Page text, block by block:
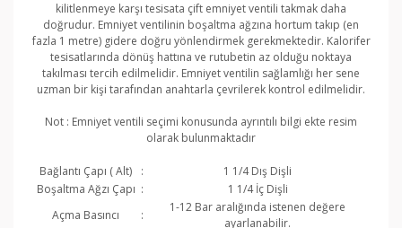
kilitlenmeye karşı tesisata çift emniyet ventili takmak daha
doğrudur. Emniyet ventilinin boşaltma ağzına hortum takıp (en
fazla 1 metre) gidere doğru yönlendirmek gerekmektedir. Kalorifer
tesisatlarında dönüş hattına ve rutubetin az olduğu noktaya
takılması tercih edilmelidir. Emniyet ventilin sağlamlığı her sene
uzman bir kişi tarafından anahtarla çevrilerek kontrol edilmelidir.
Not : Emniyet ventili seçimi konusunda ayrıntılı bilgi ekte resim
olarak bulunmaktadır
Bağlantı Çapı ( Alt) :
1 1/4 Dış Dişli
Boşaltma Ağzı Çapı :
1 1/4 İç Dişli
Açma Basıncı
:
1-12 Bar aralığında istenen değere
ayarlanabilir.